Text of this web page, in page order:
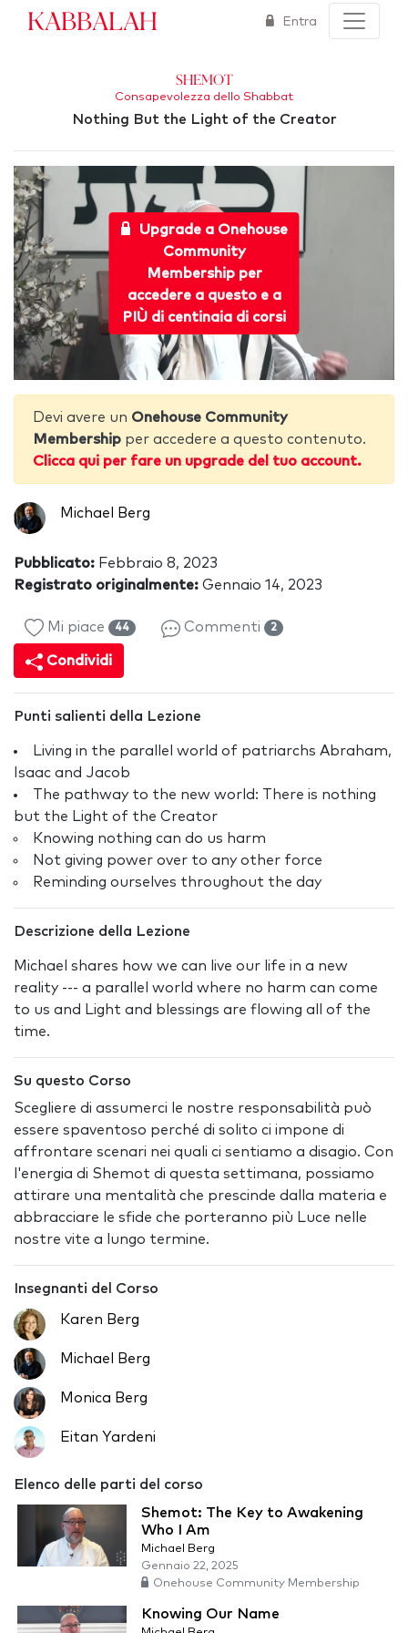
Kabbalah Entra
Shemot
Consapevolezza dello Shabbat
Nothing But the Light of the Creator
Upgrade a Onehouse
Community
Membership per
accedere a questo e a
PIÙ di centinaia di corsi
Devi avere un Onehouse Community
Membership per accedere a questo contenuto.
Clicca qui per fare un upgrade del tuo account.
Michael Berg
Pubblicato: Febbraio 8, 2023
Registrato originalmente: Gennaio 14, 2023
Mi piace 44 Commenti 2
Condividi
Punti salienti della Lezione
Living in the parallel world of patriarchs Abraham,
Isaac and Jacob
The pathway to the new world: There is nothing
but the Light of the Creator
Knowing nothing can do us harm
Not giving power over to any other force
Reminding ourselves throughout the day
Descrizione della Lezione
Michael shares how we can live our life in a new
reality --- a parallel world where no harm can come
to us and Light and blessings are flowing all of the
time.
Su questo Corso
Scegliere di assumerci le nostre responsabilità può
essere spaventoso perché di solito ci impone di
affrontare scenari nei quali ci sentiamo a disagio. Con
l'energia di Shemot di questa settimana, possiamo
attirare una mentalità che prescinde dalla materia e
abbracciare le sfide che porteranno più Luce nelle
nostre vite a lungo termine.
Insegnanti del Corso
Karen Berg
Michael Berg
Monica Berg
Eitan Yardeni
Elenco delle parti del corso
Shemot: The Key to Awakening
Who I Am
Michael Berg
Gennaio 22, 2025
Onehouse Community Membership
Knowing Our Name